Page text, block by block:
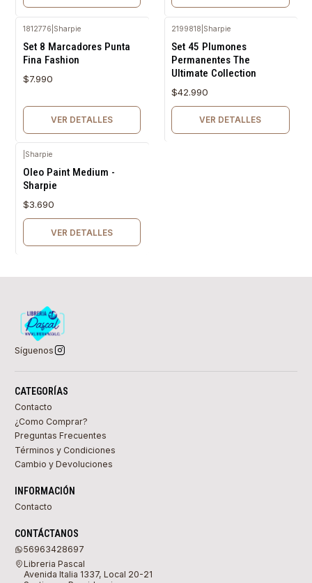
1812776 Sharpie
Set 8 Marcadores Punta
Fina Fashion
$7.990
VER DETALLES
2199818 Sharpie
Set 45 Plumones
Permanentes The
Ultimate Collection
$42.990
VER DETALLES
Sharpie
Oleo Paint Medium -
Sharpie
$3.690
VER DETALLES
Síguenos
CATEGORÍAS
Contacto
¿Como Comprar?
Preguntas Frecuentes
Términos y Condiciones
Cambio y Devoluciones
INFORMACIÓN
Contacto
CONTÁCTANOS
56963428697
Libreria Pascal
Avenida Italia 1337, Local 20-21